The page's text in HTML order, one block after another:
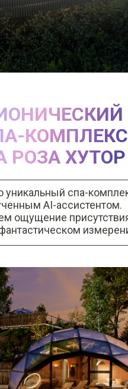
уникальный спа-
AI-ассистентом.
ощущение
КОМПЛЕКС
РОЗА ХУТОР